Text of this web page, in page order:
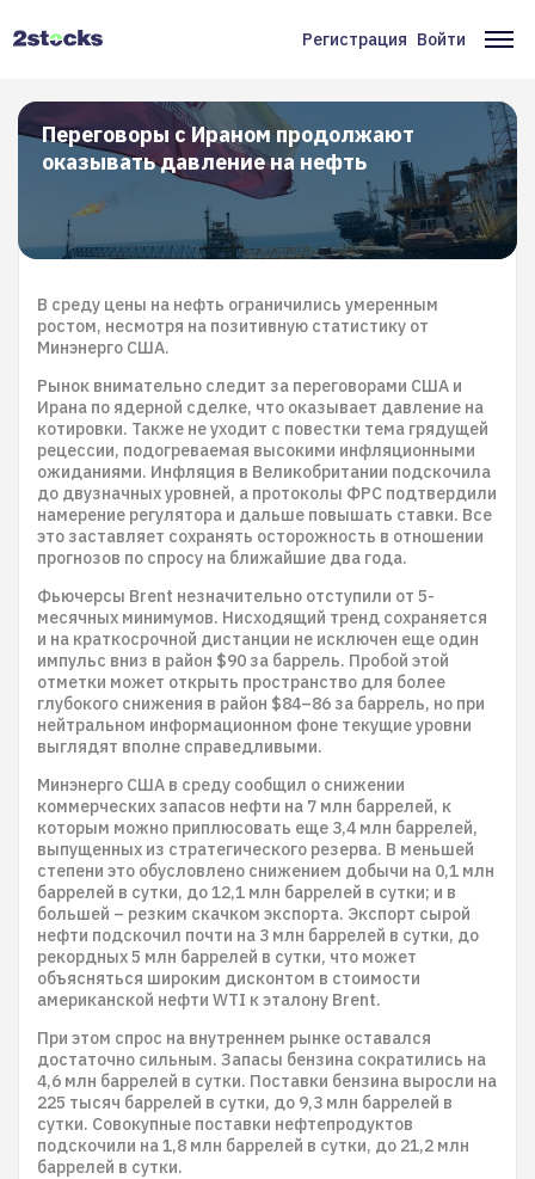
Меню
учётной
записи
пользователя
Регистрация Войти
Переговоры с Ираном продолжают
оказывать давление на нефть
В среду цены на нефть ограничились умеренным
ростом, несмотря на позитивную статистику от
Минэнерго США.
Рынок внимательно следит за переговорами США и
Ирана по ядерной сделке, что оказывает давление на
котировки. Также не уходит с повестки тема грядущей
рецессии, подогреваемая высокими инфляционными
ожиданиями. Инфляция в Великобритании подскочила
до двузначных уровней, а протоколы ФРС подтвердили
намерение регулятора и дальше повышать ставки. Все
это заставляет сохранять осторожность в отношении
прогнозов по спросу на ближайшие два года.
Фьючерсы Brent незначительно отступили от 5-
месячных минимумов. Нисходящий тренд сохраняется
и на краткосрочной дистанции не исключен еще один
импульс вниз в район $90 за баррель. Пробой этой
отметки может открыть пространство для более
глубокого снижения в район $84–86 за баррель, но при
нейтральном информационном фоне текущие уровни
выглядят вполне справедливыми.
Минэнерго США в среду сообщил о снижении
коммерческих запасов нефти на 7 млн баррелей, к
которым можно приплюсовать еще 3,4 млн баррелей,
выпущенных из стратегического резерва. В меньшей
степени это обусловлено снижением добычи на 0,1 млн
баррелей в сутки, до 12,1 млн баррелей в сутки; и в
большей – резким скачком экспорта. Экспорт сырой
нефти подскочил почти на 3 млн баррелей в сутки, до
рекордных 5 млн баррелей в сутки, что может
объясняться широким дисконтом в стоимости
американской нефти WTI к эталону Brent.
При этом спрос на внутреннем рынке оставался
достаточно сильным. Запасы бензина сократились на
4,6 млн баррелей в сутки. Поставки бензина выросли на
225 тысяч баррелей в сутки, до 9,3 млн баррелей в
сутки. Cовокупные поставки нефтепродуктов
подскочили на 1,8 млн баррелей в сутки, до 21,2 млн
баррелей в сутки.